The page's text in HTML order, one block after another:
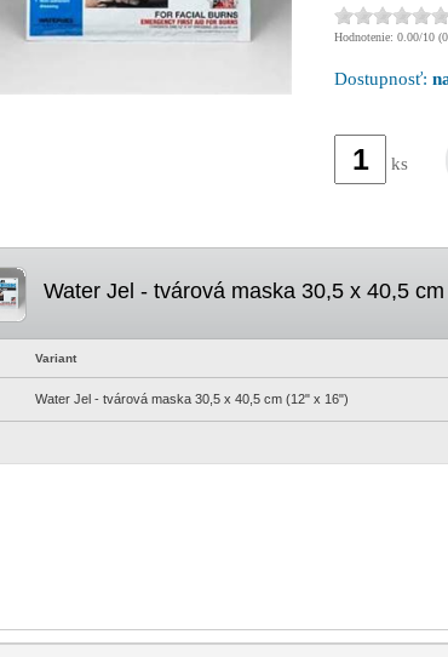
Hodnotenie: 0.00/10
Dostupnosť:
ks
Water Jel - tvárová maska 30,5 x 40,5
Variant
Water Jel - tvárová maska 30,5 x 40,5 cm (12" x 16")